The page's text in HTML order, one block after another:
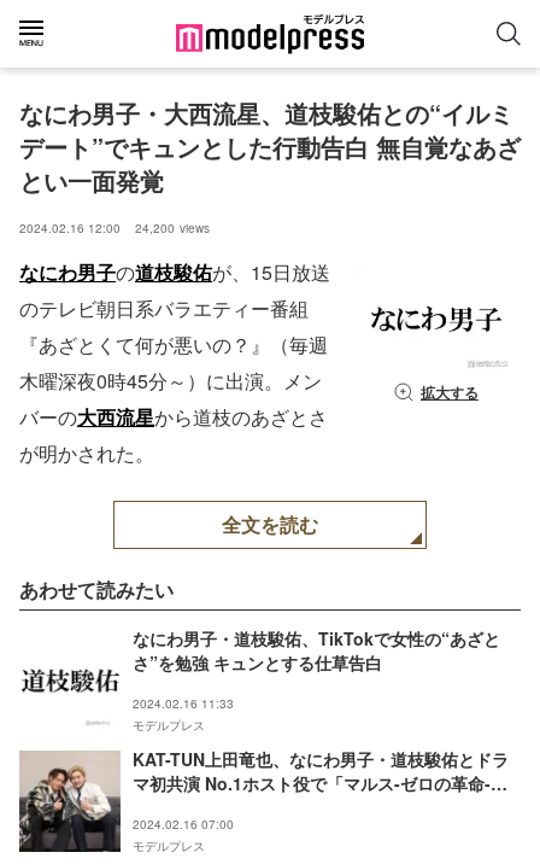
なにわ男子・大西流星、道枝駿佑との“イルミ
デート”でキュンとした行動告白 無自覚なあざ
とい一面発覚
2024.02.16 12:00 24,200 views
拡大する
なにわ男子の道枝駿佑が、15日放送
のテレビ朝日系バラエティー番組
『あざとくて何が悪いの？』（毎週
木曜深夜0時45分～）に出演。メン
バーの大西流星から道枝のあざとさ
が明かされた。
全文を読む
あわせて読みたい
なにわ男子・道枝駿佑、TikTokで女性の“あざと
さ”を勉強 キュンとする仕草告白
2024.02.16 11:33
モデルプレス
KAT-TUN上田竜也、なにわ男子・道枝駿佑とドラ
マ初共演 No.1ホスト役で「マルス-ゼロの革命-」
2024.02.16 07:00
モデルプレス